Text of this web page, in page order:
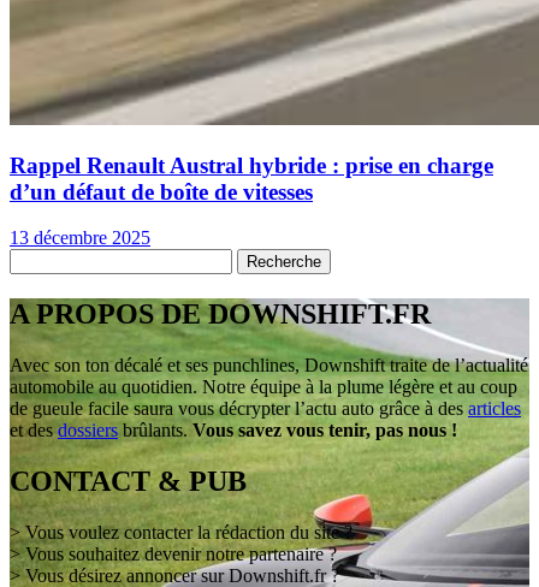
Rappel Renault Austral hybride : prise en charge
d’un défaut de boîte de vitesses
13 décembre 2025
A PROPOS DE DOWNSHIFT.FR
Avec son ton décalé et ses punchlines, Downshift traite de l’actualité
automobile au quotidien. Notre équipe à la plume légère et au coup
de gueule facile saura vous décrypter l’actu auto grâce à des articles
et des dossiers brûlants. Vous savez vous tenir, pas nous !
CONTACT & PUB
> Vous voulez contacter la rédaction du site ?
> Vous souhaitez devenir notre partenaire ?
> Vous désirez annoncer sur Downshift.fr ?